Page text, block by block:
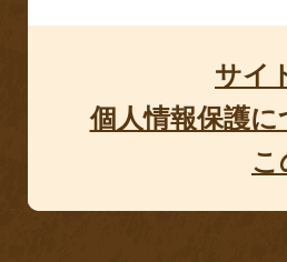
サイ
個人情報保護に
こ